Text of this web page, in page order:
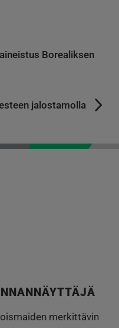
Borealiksen
jalostamolla
merkittävin